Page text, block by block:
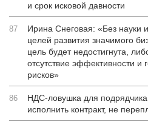
и срок исковой давности
87
Ирина Снеговая: «Без науки
целей развития значимого
цель будет недостигнута,
отсутствие эффективности
рисков»
86
НДС-ловушка для
исполнить контракт, не